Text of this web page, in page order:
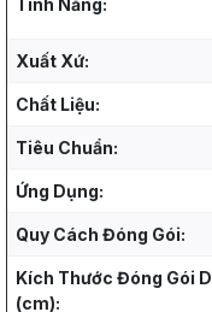
Tính Năng:
Xuất Xứ:
Chất Liệu:
Tiêu Chuẩn:
Ứng Dụng:
Quy Cách Đóng Gói:
Kích Thước Đóng Gói
(cm):